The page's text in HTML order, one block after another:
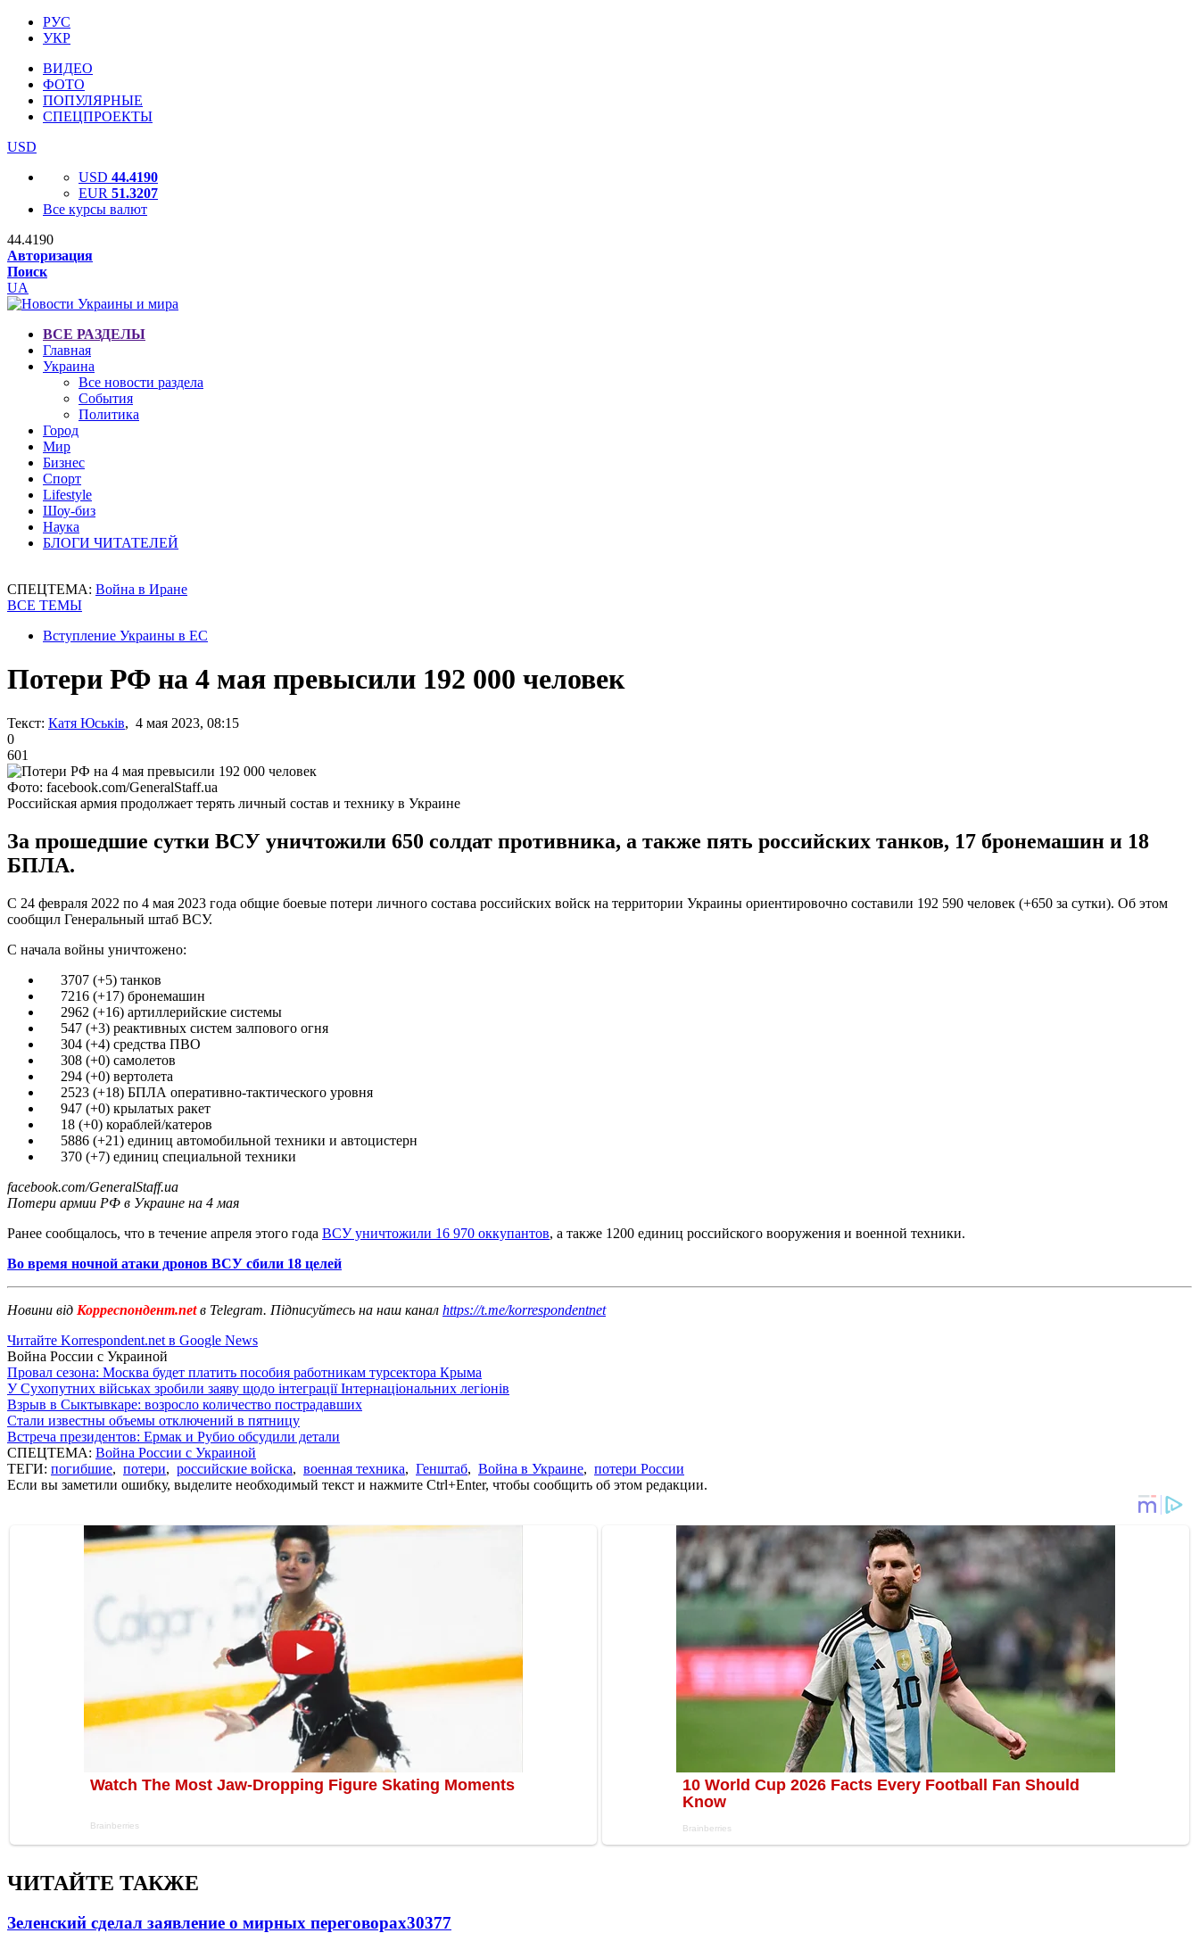
РУС
УКР
ВИДЕО
ФОТО
ПОПУЛЯРНЫЕ
СПЕЦПРОЕКТЫ
USD
USD 44.4190
EUR 51.3207
Все курсы валют
44.4190
Авторизация
Поиск
UA
ВСЕ РАЗДЕЛЫ
Главная
Украина
Все новости раздела
События
Политика
Город
Мир
Бизнес
Спорт
Lifestyle
Шоу-биз
Наука
БЛОГИ ЧИТАТЕЛЕЙ
СПЕЦТЕМА: Война в Иране
ВСЕ ТЕМЫ
Вступление Украины в ЕС
Потери РФ на 4 мая превысили 192 000 человек
Текст: Катя Юськів, 4 мая 2023, 08:15
0
601
Фото: facebook.com/GeneralStaff.ua
Российская армия продолжает терять личный состав и технику в Украине
За прошедшие сутки ВСУ уничтожили 650 солдат противника, а также пять российских танков, 17 бронемашин и 18
БПЛА.
С 24 февраля 2022 по 4 мая 2023 года общие боевые потери личного состава российских войск на территории Украины ориентировочно составили 192 590 человек (+650 за сутки). Об этом
сообщил Генеральный штаб ВСУ.
С начала войны уничтожено:
3707 (+5) танков
7216 (+17) бронемашин
2962 (+16) артиллерийские системы
547 (+3) реактивных систем залпового огня
304 (+4) средства ПВО
308 (+0) самолетов
294 (+0) вертолета
2523 (+18) БПЛА оперативно-тактического уровня
947 (+0) крылатых ракет
18 (+0) кораблей/катеров
5886 (+21) единиц автомобильной техники и автоцистерн
370 (+7) единиц специальной техники
facebook.com/GeneralStaff.ua
Потери армии РФ в Украине на 4 мая
Ранее сообщалось, что в течение апреля этого года ВСУ уничтожили 16 970 оккупантов, а также 1200 единиц российского вооружения и военной техники.
Во время ночной атаки дронов ВСУ сбили 18 целей
Новини від Корреспондент.netв Telegram. Підписуйтесь на наш канал https://t.me/korrespondentnet
Читайте Korrespondent.net в Google News
Война России с Украиной
Провал сезона: Москва будет платить пособия работникам турсектора Крыма
У Сухопутних військах зробили заяву щодо інтеграції Інтернаціональних легіонів
Взрыв в Сыктывкаре: возросло количество пострадавших
Стали известны объемы отключений в пятницу
Встреча президентов: Ермак и Рубио обсудили детали
СПЕЦТЕМА: Война России с Украиной
ТЕГИ: погибшие, потери, российские войска, военная техника, Генштаб, Война в Украине, потери России
Если вы заметили ошибку, выделите необходимый текст и нажмите Ctrl+Enter, чтобы сообщить об этом редакции.
ЧИТАЙТЕ ТАКЖЕ
Зеленский сделал заявление о мирных переговорах30377